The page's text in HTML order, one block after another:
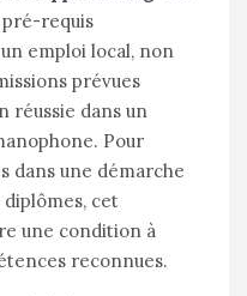
pré-requis
emploi local, non
prévues
réussie dans un
Pour
dans une démarche
cet
une condition à
reconnues.